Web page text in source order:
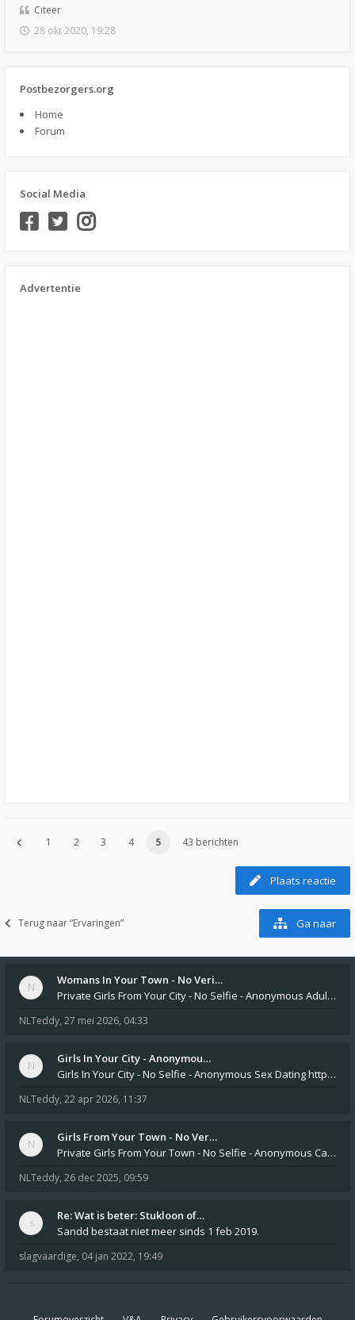
Citeer
28 okt 2020, 19:28
Postbezorgers.org
Home
Forum
Social Media
Advertentie
1 2 3 4 5 43 berichten
Plaats reactie
Terug naar “Ervaringen” Ga naar
Womans In Your Town - No Veri…
Private Girls From Your City - No Selfie - Anonymous Adult Dating https://privatedates.live Private Girls In Your
NLTeddy, 27 mei 2026, 04:33
Girls In Your City - Anonymou…
Girls In Your City - No Selfie - Anonymous Sex Dating https://SecretPrivat.com Womens In Your Town - Anonymous S
NLTeddy, 22 apr 2026, 11:37
Girls From Your Town - No Ver…
Private Girls From Your Town - No Selfie - Anonymous Casual Dating https://PrivateLadyEscorts.com Private Lady In
NLTeddy, 26 dec 2025, 09:59
Re: Wat is beter: Stukloon of…
Sandd bestaat niet meer sinds 1 feb 2019.
slagvaardige, 04 jan 2022, 19:49